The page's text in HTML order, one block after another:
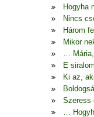
Hogyha
Nincs
Három
Mikor
…
E
Ki az,
Szeress
…